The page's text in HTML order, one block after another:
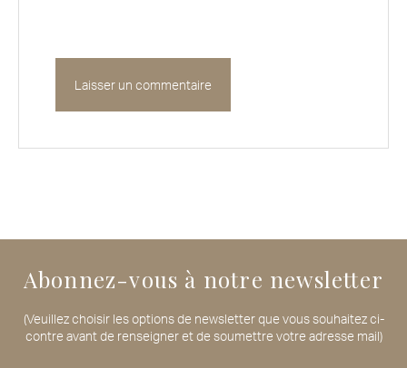
Abonnez-vous à notre newsletter
(Veuillez choisir les options de newsletter que vous souhaitez ci-
contre avant de renseigner et de soumettre votre adresse mail)